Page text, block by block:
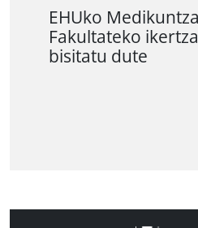
EHUko
Fakultateko
bisitatu dute